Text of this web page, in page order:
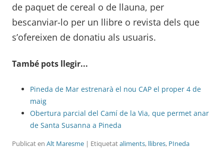
de paquet de cereal o de llauna, per
bescanviar-lo per un llibre o revista dels que
s’ofereixen de donatiu als usuaris.
També pots llegir...
Pineda de Mar estrenarà el nou CAP el proper 4 de
maig
Obertura parcial del Camí de la Via, que permet anar
de Santa Susanna a Pineda
Publicat en Alt Maresme | Etiquetataliments, llibres, PIneda